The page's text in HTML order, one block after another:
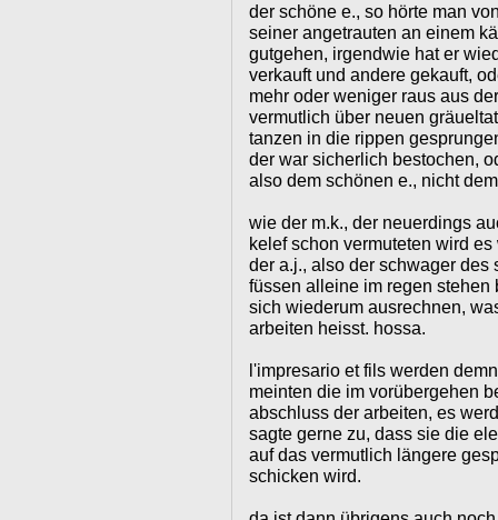
der schöne e., so hörte man
seiner angetrauten an einem
gutgehen, irgendwie hat er
verkauft und andere gekauft,
mehr oder weniger raus aus
vermutlich über neuen
tanzen in die rippen
der war sicherlich bestochen,
also dem schönen e., nicht
wie der m.k., der neuerdings
kelef schon vermuteten wird
der a.j., also der schwager
füssen alleine im regen
sich wiederum ausrechnen,
arbeiten heisst. hossa.
l'impresario et fils werden
meinten die im vorübergehen
abschluss der arbeiten, es
sagte gerne zu, dass sie die
auf das vermutlich längere
schicken wird.